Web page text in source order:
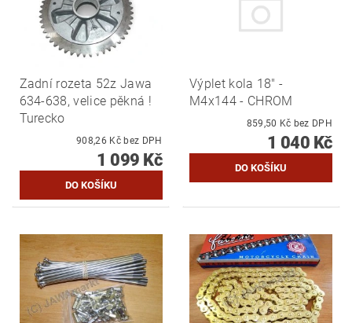
Zadní rozeta 52z Jawa
634-638, velice pěkná !
Turecko
908,26 Kč bez DPH
1 099 Kč
Výplet kola 18" -
M4x144 - CHROM
859,50 Kč bez DPH
1 040 Kč